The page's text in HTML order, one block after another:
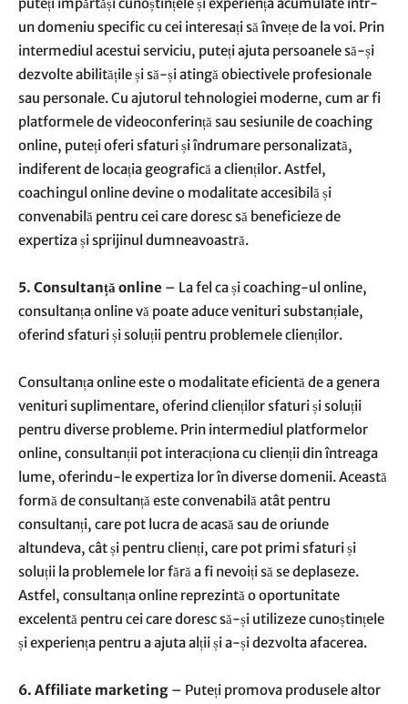
un domeniu specific cu cei interesați să învețe de la voi. Prin
intermediul acestui serviciu, puteți ajuta persoanele să-și
dezvolte abilitățile și să-și atingă obiectivele profesionale
sau personale. Cu ajutorul tehnologiei moderne, cum ar fi
platformele de videoconferință sau sesiunile de coaching
online, puteți oferi sfaturi și îndrumare personalizată,
indiferent de locația geografică a clienților. Astfel,
coachingul online devine o modalitate accesibilă și
convenabilă pentru cei care doresc să beneficieze de
expertiza și sprijinul dumneavoastră.
5. Consultanță online – La fel ca și coaching-ul online,
consultanța online vă poate aduce venituri substanțiale,
oferind sfaturi și soluții pentru problemele clienților.
Consultanța online este o modalitate eficientă de a genera
venituri suplimentare, oferind clienților sfaturi și soluții
pentru diverse probleme. Prin intermediul platformelor
online, consultanții pot interacționa cu clienții din întreaga
lume, oferindu-le expertiza lor în diverse domenii. Această
formă de consultanță este convenabilă atât pentru
consultanți, care pot lucra de acasă sau de oriunde
altundeva, cât și pentru clienți, care pot primi sfaturi și
soluții la problemele lor fără a fi nevoiți să se deplaseze.
Astfel, consultanța online reprezintă o oportunitate
excelentă pentru cei care doresc să-și utilizeze cunoștințele
și experiența pentru a ajuta alții și a-și dezvolta afacerea.
6. Affiliate marketing – Puteți promova produsele altor